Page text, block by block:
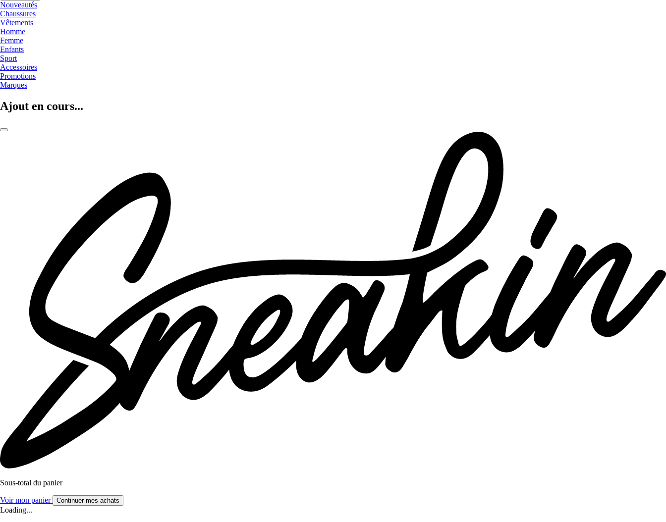
Nouveautés
Chaussures
Vêtements
Homme
Femme
Enfants
Sport
Accessoires
Promotions
Marques
Ajout en cours...
Sous-total du panier
Voir mon panier Continuer mes achats
Loading...